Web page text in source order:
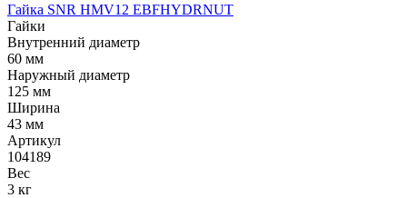
Гайка SNR HMV12 EBFHYDRNUT
Гайки
Внутренний диаметр
60 мм
Наружный диаметр
125 мм
Ширина
43 мм
Артикул
104189
Вес
3 кг